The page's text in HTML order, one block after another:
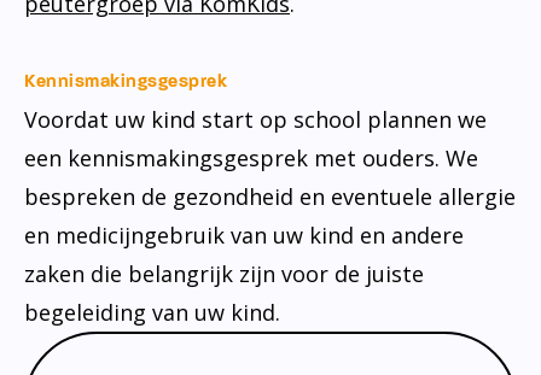
Kennismakingsgesprek
Voordat uw kind start op school plannen we
een kennismakingsgesprek met ouders. We
bespreken de gezondheid en eventuele allergie
en medicijngebruik van uw kind en andere
zaken die belangrijk zijn voor de juiste
begeleiding van uw kind.